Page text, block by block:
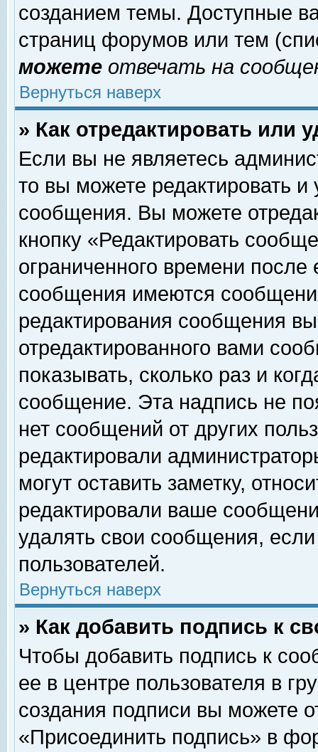
созданием темы. Доступные
страниц форумов или тем
можете отвечать на
Вернуться наверх
» Как отредактировать или
Если вы не являетесь
то вы можете редактировать и
сообщения. Вы можете
кнопку «Редактировать
ограниченного времени
сообщения имеются
редактирования сообщения
отредактированного вами
показывать, сколько раз и
сообщение. Эта надпись не
нет сообщений от других
редактировали
могут оставить заметку,
редактировали ваше
удалять свои сообщения,
пользователей.
Вернуться наверх
» Как добавить подпись к
Чтобы добавить подпись к
ее в центре пользователя в
создания подписи вы можете
«Присоединить подпись» в